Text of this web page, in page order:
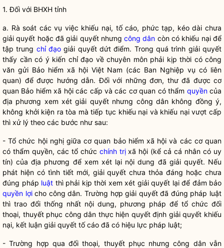
1. Đối với BHXH tỉnh
a. Rà soát các vụ việc khiếu nại, tố cáo, phức tạp, kéo dài chưa
giải quyết hoặc đã giải quyết nhưngcông dân còn có khiếu nại để
tập trung chỉ đạo giải quyết dứt điểm. Trong quá trình giải quyết
thấy cần có ý kiến chỉ đạo về chuyên môn phải kịp thời có công
văn gửi Bảo hiểm xã hội Việt Nam (các Ban Nghiệp vụ có liên
quan) để được hướng dẫn. Đối với những đơn, thư đã được cơ
quan Bảo hiểm xã hội các cấp và các cơ quan có thẩm quyềncủa
địa phương xem xét giải quyết nhưng công dânkhông đồng ý,
không khởi kiện ra tòa mà tiếp tục khiếu nại và khiếu nại vượt cấp
thì xử lý theo các bước như sau:
- Tổ chức hội nghị giữa cơ quan bảo hiểm xã hội và các cơ quan
có thẩm quyền, các tổ chức chính trịxã hội (kể cả cá nhân có uy
tín) của địa phương để xem xét lại nội dung đã giải quyết. Nếu
phát hiện có tình tiết mới, giải quyết chưa thỏa đáng hoặc chưa
đúng pháp luật thì phải kịp thời xem xét giải quyết lại để đảm bảo
quyền lợicho công dân. Trường hợp giải quyết đã đúng pháp luật
thì trao đổi thống nhất nội dung, phương pháp để tổ chức đối
thoại, thuyết phục công dân thực hiện quyết định giải quyết khiếu
nại, kết luận giải quyết tố cáo đã có hiệu lực pháp luật;
- Trường hợp qua đối thoại, thuyết phục nhưngcông dânvẫn